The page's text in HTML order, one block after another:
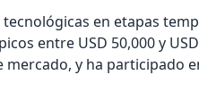
en etapas
entre USD 50,000 y
y ha participado